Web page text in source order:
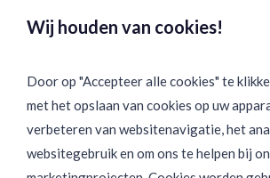
Binnen 24 uur Discreet Bezorgd:
Wij houden van cookies!
Door op "Accepteer alle cookies" te
met het opslaan van cookies op uw
verbeteren van websitenavigatie, het
websitegebruik en om ons te helpen bij